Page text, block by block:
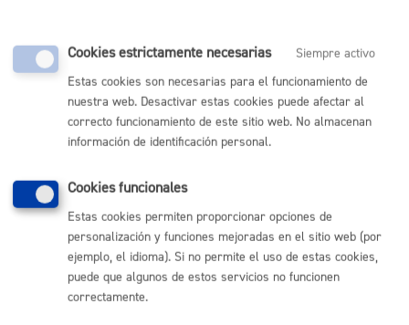
Comunícate con el Ayuntamiento de Donostia / San
Sebastián
(+34) 943 481 000
Buzón de la ciudadanía
Informar de un error en la web
Enlaces útiles
Cookies estrictamente necesarias
Siempre activo
Estas cookies son necesarias para el funcionamiento de
nuestra web. Desactivar estas cookies puede afectar al
correcto funcionamiento de este sitio web. No almacenan
información de identificación personal.
Cookies funcionales
Estas cookies permiten proporcionar opciones de
personalización y funciones mejoradas en el sitio web (por
ejemplo, el idioma). Si no permite el uso de estas cookies,
puede que algunos de estos servicios no funcionen
correctamente.